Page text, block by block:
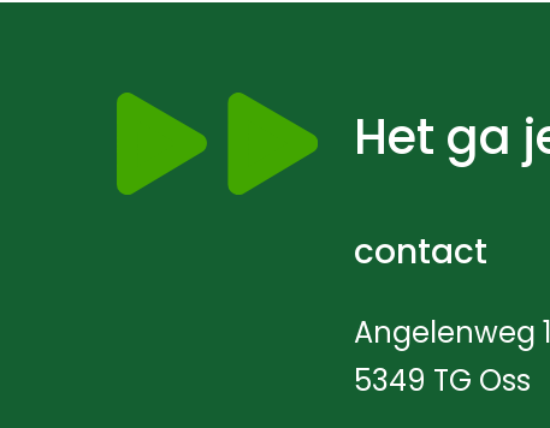
Het ga
contact
Angelenweg
5349 TG Oss